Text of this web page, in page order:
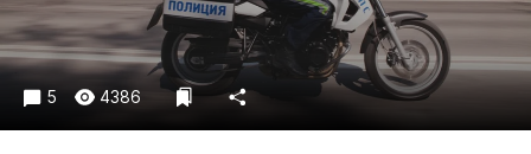
Происшествия
Спорт
Экономика и бизнес
ПРОЕКТЫ
5 4386